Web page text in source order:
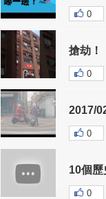
0
0
2017/
0
10個
0